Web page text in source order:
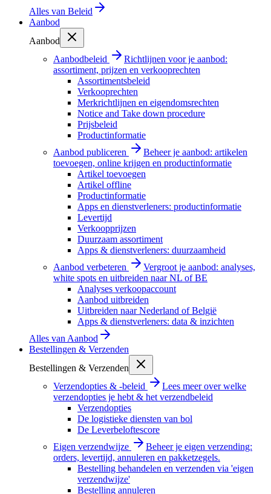
Alles van Beleid
Aanbod
Aanbod
Aanbodbeleid
Richtlijnen voor je aanbod:
assortiment, prijzen en verkooprechten
Assortimentsbeleid
Verkooprechten
Merkrichtlijnen en eigendomsrechten
Notice and Take down procedure
Prijsbeleid
Productinformatie
Aanbod publiceren
Beheer je aanbod: artikelen
toevoegen, online krijgen en productinformatie
Artikel toevoegen
Artikel offline
Productinformatie
Apps en dienstverleners: productinformatie
Levertijd
Verkoopprijzen
Duurzaam assortiment
Apps & dienstverleners: duurzaamheid
Aanbod verbeteren
Vergroot je aanbod: analyses,
white spots en uitbreiden naar NL of BE
Analyses verkoopaccount
Aanbod uitbreiden
Uitbreiden naar Nederland of België
Apps & dienstverleners: data & inzichten
Alles van Aanbod
Bestellingen & Verzenden
Bestellingen & Verzenden
Verzendopties & -beleid
Lees meer over welke
verzendopties je hebt & het verzendbeleid
Verzendopties
De logistieke diensten van bol
De Leverbeloftescore
Eigen verzendwijze
Beheer je eigen verzending:
orders, levertijd, annuleren en pakketzegels.
Bestelling behandelen en verzenden via 'eigen
verzendwijze'
Bestelling annuleren